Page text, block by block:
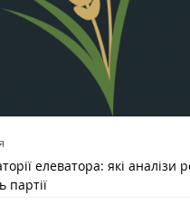
елеватора: які аналізи
партії